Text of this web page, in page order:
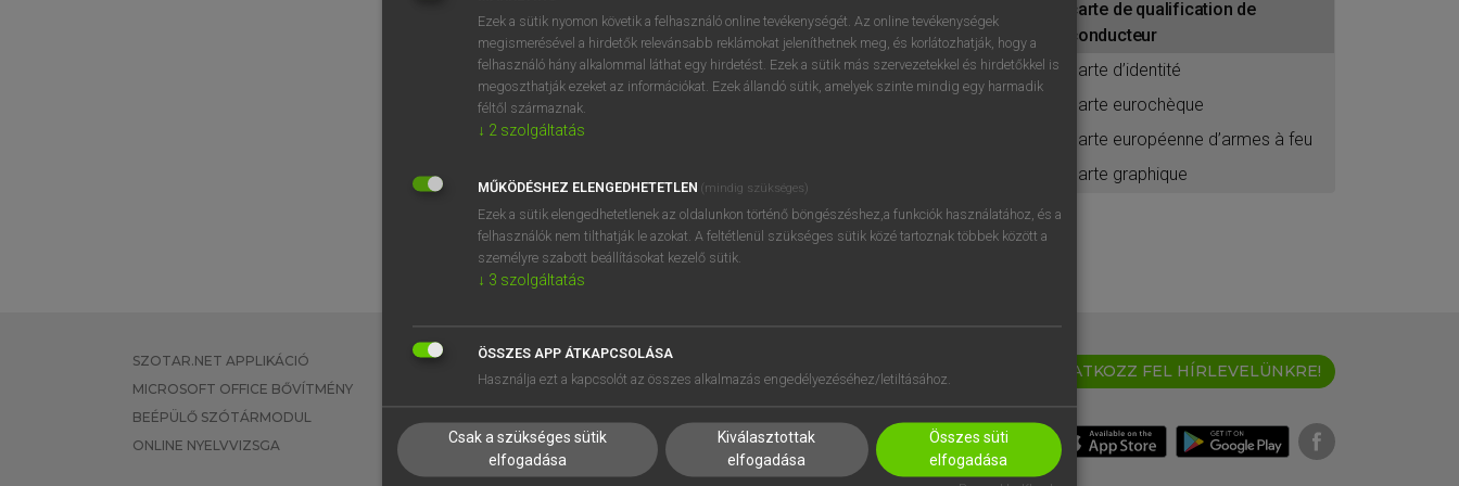
BELÉPÉS
regisztrálok ésbelépek.
REGISZTRÁCIÓ
carte de qualification de
conducteur
carte d’identité
carte eurochèque
carte européenne d’armes à feu
carte graphique
SZOTAR.NET APPLIKÁCIÓ
MICROSOFT OFFICE BŐVÍTMÉNY
BEÉPÜLŐ SZÓTÁRMODUL
ONLINE NYELVVIZSGA
EGYÉNI FELHASZNÁLÓKNAK
TANULÓKNAK
VÁLLALATI MEGOLDÁSOK
SÚGÓ
RÓLUNK
SÜTI BEÁLLÍTÁSOK
IRATKOZZ FEL HÍRLEVELÜNKRE!
Ezek a sütik nyomon követik a felhasználó online tevékenységét. Az online tevékenységek
megismerésével a hirdetők relevánsabb reklámokat jeleníthetnek meg, és korlátozhatják, hogy a
felhasználó hány alkalommal láthat egy hirdetést. Ezek a sütik más szervezetekkel és hirdetőkkel is
megoszthatják ezeket az információkat. Ezek állandó sütik, amelyek szinte mindig egy harmadik
féltől származnak.
↓ 2 szolgáltatás
MŰKÖDÉSHEZ ELENGEDHETETLEN (mindig szükséges)
Ezek a sütik elengedhetetlenek az oldalunkon történő böngészéshez,a funkciók használatához, és a
felhasználók nem tilthatják le azokat. A feltétlenül szükséges sütik közé tartoznak többek között a
személyre szabott beállításokat kezelő sütik.
↓ 3 szolgáltatás
ÖSSZES APP ÁTKAPCSOLÁSA
Használja ezt a kapcsolót az összes alkalmazás engedélyezéséhez/letiltásához.
Csak a szükséges sütik
elfogadása
Kiválasztottak
elfogadása
Összes süti
elfogadása